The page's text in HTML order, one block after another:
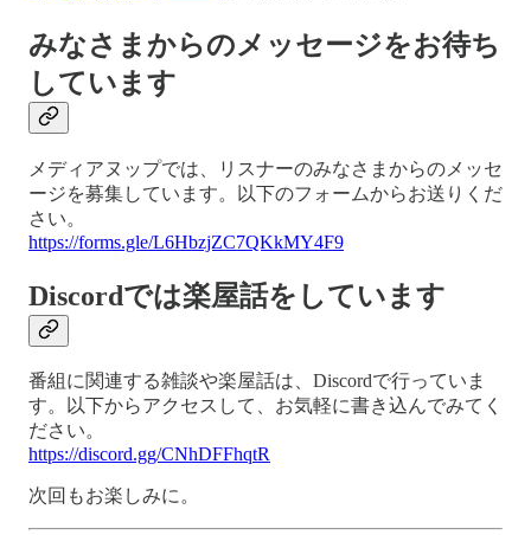
みなさまからのメッセージをお待ち
しています
メディアヌップでは、リスナーのみなさまからのメッセ
ージを募集しています。以下のフォームからお送りくだ
さい。
https://forms.gle/L6HbzjZC7QKkMY4F9
Discordでは楽屋話をしています
番組に関連する雑談や楽屋話は、Discordで行っていま
す。以下からアクセスして、お気軽に書き込んでみてく
ださい。
https://discord.gg/CNhDFFhqtR
次回もお楽しみに。